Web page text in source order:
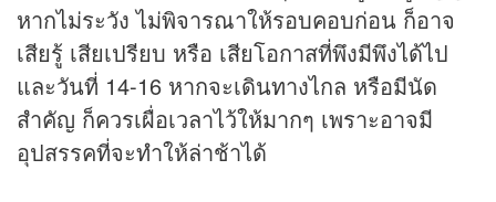
หากไม่ระวัง ไม่พิจารณาให้รอบคอบก่อน ก็อาจ
เสียรู้ เสียเปรียบ หรือ เสียโอกาสที่พึงมีพึงได้ไป
และวันที่ 14-16 หากจะเดินทางไกล หรือมีนัด
สำคัญ ก็ควรเผื่อเวลาไว้ให้มากๆ เพราะอาจมี
อุปสรรคที่จะทำให้ล่าช้าได้